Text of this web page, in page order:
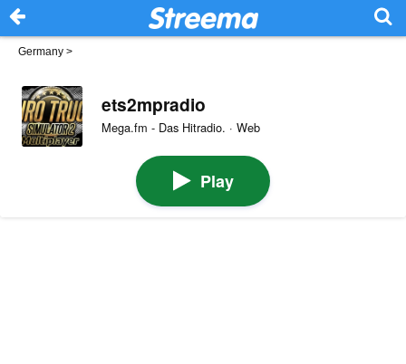
Germany >
ets2mpradio
Mega.fm - Das Hitradio. · Web
Play